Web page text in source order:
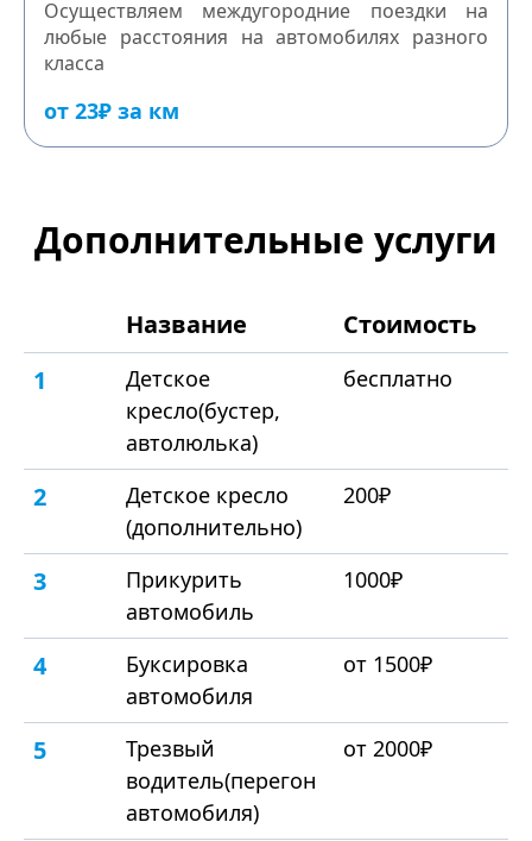
Осуществляем междугородние поездки на
любые расстояния на автомобилях разного
класса
от 23₽ за км
Дополнительные услуги
Название
Стоимость
1
Детское
кресло(бустер,
автолюлька)
бесплатно
2
Детское кресло
(дополнительно)
200₽
3
Прикурить
автомобиль
1000₽
4
Буксировка
автомобиля
от 1500₽
5
Трезвый
водитель(перегон
автомобиля)
от 2000₽